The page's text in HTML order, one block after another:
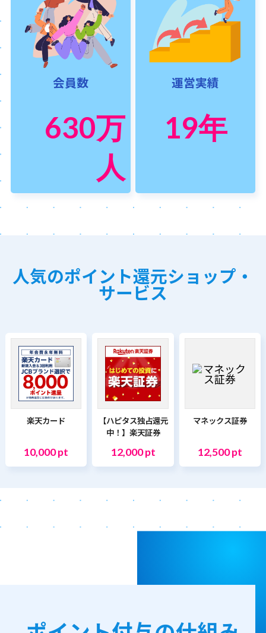
会員数
630万
人
運営実績
19年
人気のポイント還元ショップ・
サービス
楽天カード
10,000 pt
【ハピタス独占還元
中！】楽天証券
12,000 pt
マネックス証券
12,500 pt